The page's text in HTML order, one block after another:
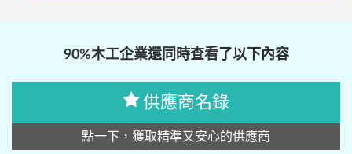
90%木工企業還同時查看了以下內容
供應商名錄
點一下，獲取精準又安心的供應商